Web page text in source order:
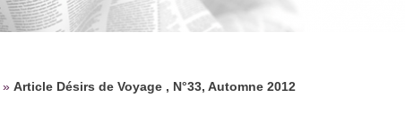
» Article Désirs de Voyage , N°33, Automne 2012